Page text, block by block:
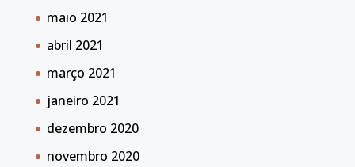
maio 2021
abril 2021
março 2021
janeiro 2021
dezembro 2020
novembro 2020